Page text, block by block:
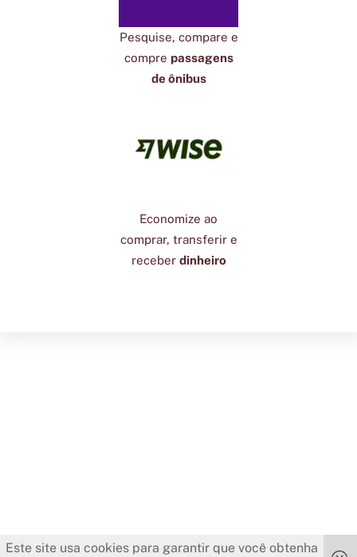
Pesquise, compare e
compre passagens
de ônibus
Economize ao
comprar, transferir e
receber dinheiro
Este site usa cookies para garantir que você obtenha